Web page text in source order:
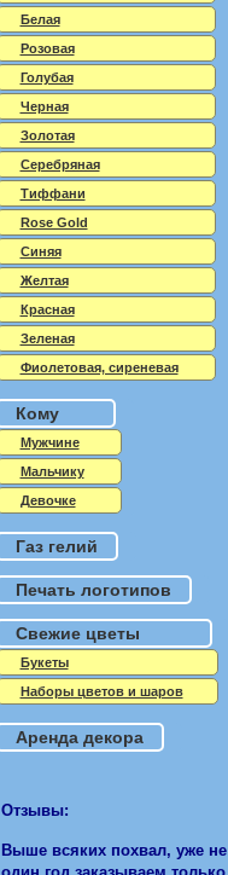
Белая
Розовая
Голубая
Черная
Золотая
Серебряная
Тиффани
Rose Gold
Синяя
Желтая
Красная
Зеленая
Фиолетовая, сиреневая
Кому
Мужчине
Мальчику
Девочке
Газ гелий
Печать логотипов
Свежие цветы
Букеты
Наборы цветов и шаров
Аренда декора
Отзывы:
Выше всяких похвал, уже не